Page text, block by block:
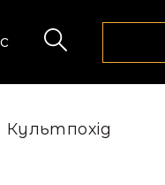
Культпохід